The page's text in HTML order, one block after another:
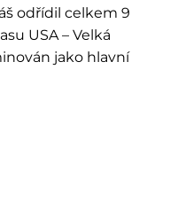
odřídil celkem 9
USA – Velká
jako hlavní